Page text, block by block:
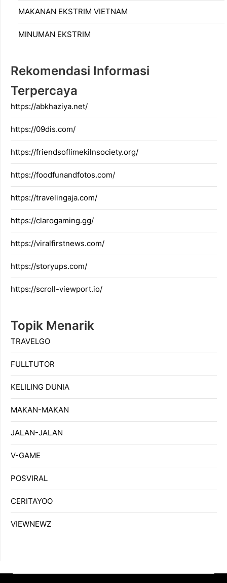
MAKANAN EKSTRIM VIETNAM
MINUMAN EKSTRIM
Rekomendasi Informasi
Terpercaya
https://abkhaziya.net/
https://09dis.com/
https://friendsoflimekilnsociety.org/
https://foodfunandfotos.com/
https://travelingaja.com/
https://clarogaming.gg/
https://viralfirstnews.com/
https://storyups.com/
https://scroll-viewport.io/
Topik Menarik
TRAVELGO
FULLTUTOR
KELILING DUNIA
MAKAN-MAKAN
JALAN-JALAN
V-GAME
POSVIRAL
CERITAYOO
VIEWNEWZ